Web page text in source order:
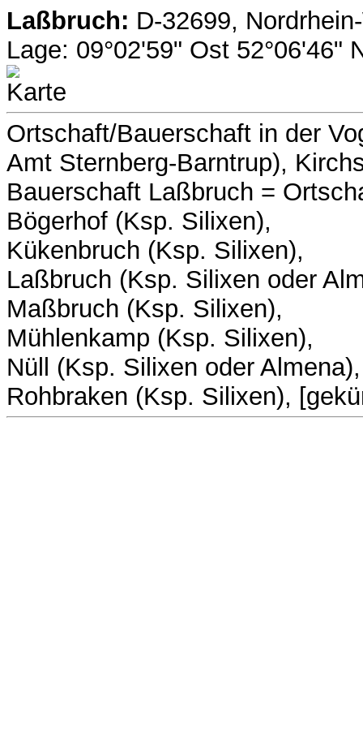
Laßbruch: D-32699,
Lage: 09°02'59" Ost 52°06'46"
Ortschaft/Bauerschaft in der
Amt Sternberg-Barntrup),
Bauerschaft Laßbruch =
Bögerhof (Ksp. Silixen),
Kükenbruch (Ksp. Silixen),
Laßbruch (Ksp. Silixen oder
Maßbruch (Ksp. Silixen),
Mühlenkamp (Ksp. Silixen),
Nüll (Ksp. Silixen oder Almena),
Rohbraken (Ksp. Silixen),